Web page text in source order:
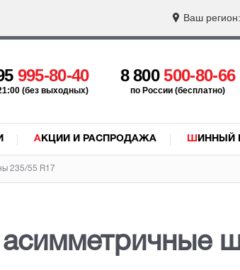
Ваш регион:
995-80-40
(без выходных)
8 800500-80-66
по России (бесплатно)
АКЦИИ И РАСПРОДАЖА
235/55 R17
асимметричные